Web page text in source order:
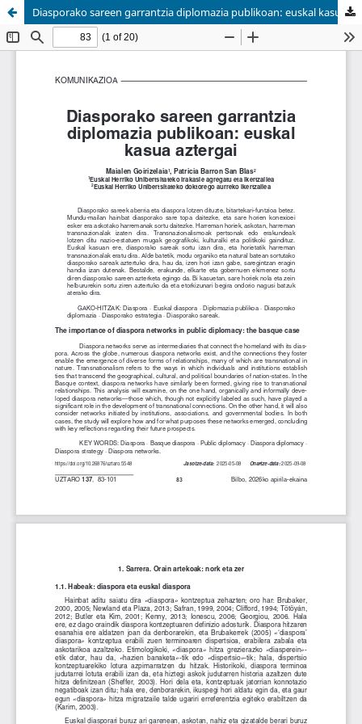
Diasporako sareen garrantzia diplomazia publikoan: euskal kasua aztergai